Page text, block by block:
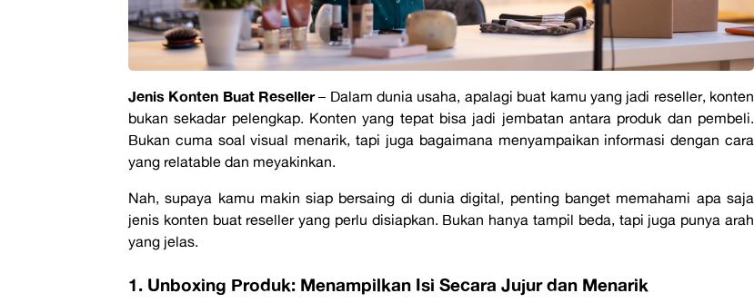
Jenis Konten Buat Reseller – Dalam dunia usaha, apalagi buat kamu yang jadi reseller, konten
bukan sekadar pelengkap. Konten yang tepat bisa jadi jembatan antara produk dan pembeli.
Bukan cuma soal visual menarik, tapi juga bagaimana menyampaikan informasi dengan cara
yang relatable dan meyakinkan.
Nah, supaya kamu makin siap bersaing di dunia digital, penting banget memahami apa saja
jenis konten buat reselleryang perlu disiapkan. Bukan hanya tampil beda, tapi juga punya arah
yang jelas.
1. Unboxing Produk: Menampilkan Isi Secara Jujur dan Menarik